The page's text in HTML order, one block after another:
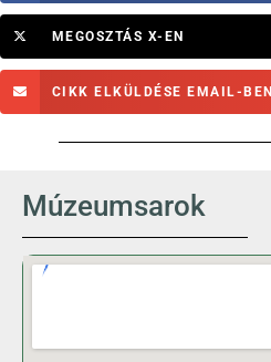
MEGOSZTÁS X-EN
CIKK ELKÜLDÉSE EMAIL-BEN
Múzeumsarok